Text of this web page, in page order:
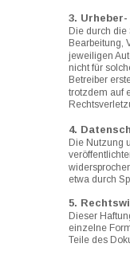
3.
Die durch die
Bearbeitung,
jeweiligen
nicht für
Betreiber
trotzdem auf
4.
Die Nutzung
etwa durch
5.
Dieser
einzelne
Teile des